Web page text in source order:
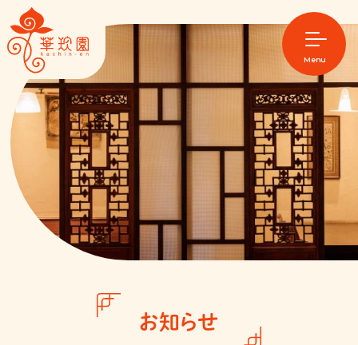
Menu
Map
店舗紹介
メニュー
アラカルト
コース料理
華珍園について
お問い合わせ
テイクアウト
お知らせ